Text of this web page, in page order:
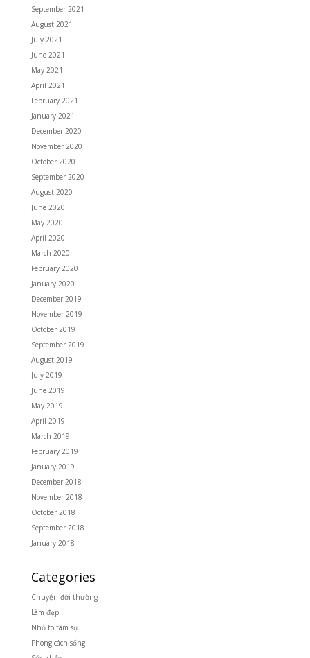
September 2021
August 2021
July 2021
June 2021
May 2021
April 2021
February 2021
January 2021
December 2020
November 2020
October 2020
September 2020
August 2020
June 2020
May 2020
April 2020
March 2020
February 2020
January 2020
December 2019
November 2019
October 2019
September 2019
August 2019
July 2019
June 2019
May 2019
April 2019
March 2019
February 2019
January 2019
December 2018
November 2018
October 2018
September 2018
January 2018
Categories
Chuyện đời thường
Làm đẹp
Nhỏ to tâm sự
Phong cách sống